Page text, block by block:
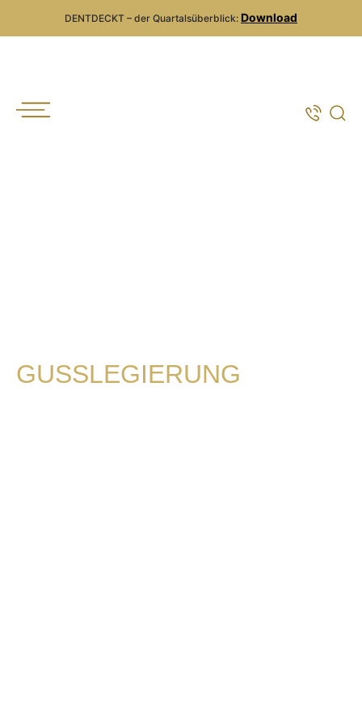
DENTDECKT – der Quartalsüberblick: Download
GUSSLEGIERUNG